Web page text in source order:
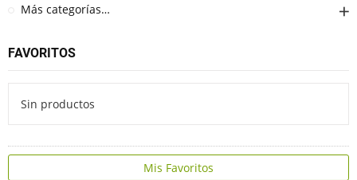
Más categorías…
FAVORITOS
Sin productos
Mis Favoritos